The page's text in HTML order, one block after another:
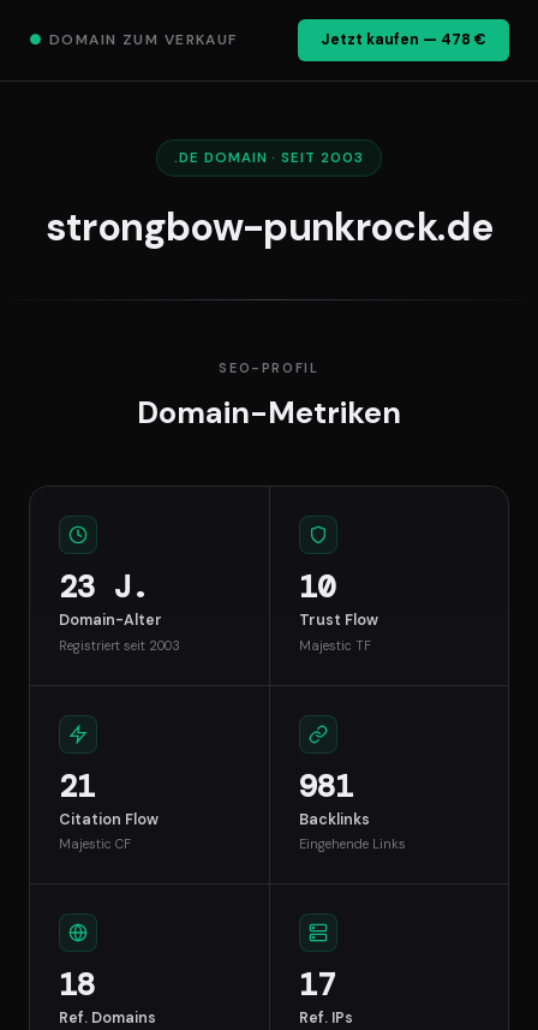
● DOMAIN ZUM VERKAUF Jetzt kaufen — 478 €
.DE DOMAIN · SEIT 2003
strongbow-punkrock.de
SEO-PROFIL
Domain-Metriken
23 J.
Domain-Alter
Registriert seit 2003
10
Trust Flow
Majestic TF
21
Citation Flow
Majestic CF
981
Backlinks
Eingehende Links
18
Ref. Domains
17
Ref. IPs